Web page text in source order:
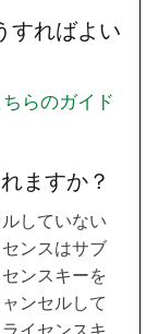
すればよい
ちらのガイド
ますか？
していない
ンスはサブ
ンスキーを
ンセルして
イセンスキ